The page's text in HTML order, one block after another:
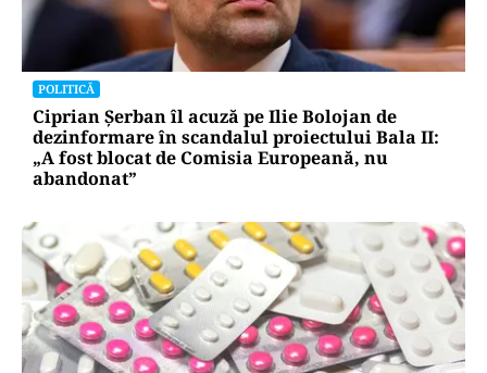
POLITICĂ
Ciprian Șerban îl acuză pe Ilie Bolojan de
dezinformare în scandalul proiectului Bala II:
„A fost blocat de Comisia Europeană, nu
abandonat”